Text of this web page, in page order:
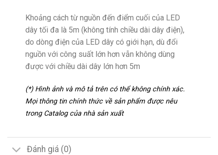
Khoảng cách từ nguồn đến điểm cuối của LED
dây tối đa là 5m (không tính chiều dài dây điện),
do dòng điện của LED dây có giới hạn, dù đổi
nguồn với công suất lớn hơn vẫn không dùng
được với chiều dài dây lớn hơn 5m
(*) Hình ảnh và mô tả trên có thể không chính xác.
Mọi thông tin chính thức về sản phẩm được nêu
trong Catalog của nhà sản xuất
Đánh giá (0)